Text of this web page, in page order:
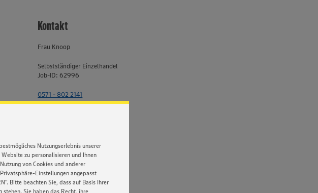
Nutzungserlebnis unserer
zu personalisieren und Ihnen
von Cookies und anderer
Einstellungen angepasst
Bitte beachten Sie, dass auf Basis Ihrer
stehen. Sie haben das Recht, ihre
Kontakt
Frau Knoop
Selbstständiger Einzelhandel
Job-ID: 62996
0571 - 802 2141